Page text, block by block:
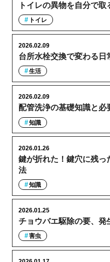
トイレの異物を自分で
トイレ
台所水栓交換で変わる日
2026.02.09
生活
配管洗浄の基礎知識と必
2026.02.09
知識
鍵が折れた！鍵穴に残っ
法
2026.01.26
知識
チョウバエ駆除の要、発
2026.01.25
害虫